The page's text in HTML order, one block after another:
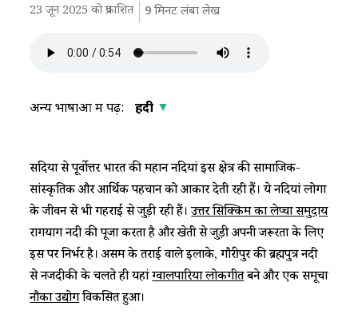
23 जून 2025 को प्रकाशित 9मिनट लंबा लेख
अन्य भाषाओं में पढ़ें: हिंदी
सदियों से पूर्वोत्तर भारत की महान नदियां इस क्षेत्र की सामाजिक-
सांस्कृतिक और आर्थिक पहचान को आकार देती रही हैं। ये नदियां लोगों
के जीवन से भी गहराई से जुड़ी रही हैं।उत्तर सिक्किम का लेप्चा समुदाय
रोंगयोंग नदी की पूजा करता है और खेती से जुड़ी अपनी जरूरतों के लिए
इस पर निर्भर है। असम के तराई वाले इलाके, गौरीपुर की ब्रह्मपुत्र नदी
से नजदीकी के चलते ही यहांग्वालपारिया लोकगीतबने और एक समूचा
नौका उद्योगविकसित हुआ।